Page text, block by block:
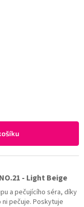
- Light Beige
a pečujícího séra, díky
pečuje. Poskytuje